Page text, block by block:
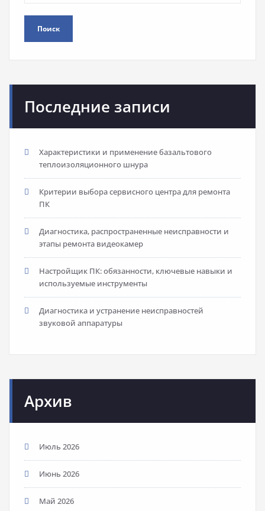
Поиск
Последние записи
Характеристики и применение базальтового
теплоизоляционного шнура
Критерии выбора сервисного центра для ремонта
ПК
Диагностика, распространенные неисправности и
этапы ремонта видеокамер
Настройщик ПК: обязанности, ключевые навыки и
используемые инструменты
Диагностика и устранение неисправностей
звуковой аппаратуры
Архив
Июль 2026
Июнь 2026
Май 2026